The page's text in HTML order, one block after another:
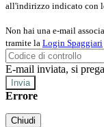
all'indirizzo indicato con
Non hai una e-mail
tramite la Login Spaggiari
E-mail inviata, si
Errore
Chiudi